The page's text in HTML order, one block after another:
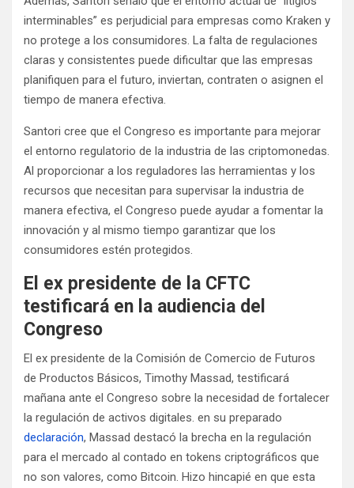
interminables” es perjudicial para empresas como Kraken y
no protege a los consumidores. La falta de regulaciones
claras y consistentes puede dificultar que las empresas
planifiquen para el futuro, inviertan, contraten o asignen el
tiempo de manera efectiva.
Santori cree que el Congreso es importante para mejorar
el entorno regulatorio de la industria de las criptomonedas.
Al proporcionar a los reguladores las herramientas y los
recursos que necesitan para supervisar la industria de
manera efectiva, el Congreso puede ayudar a fomentar la
innovación y al mismo tiempo garantizar que los
consumidores estén protegidos.
El ex presidente de la CFTC
testificará en la audiencia del
Congreso
El ex presidente de la Comisión de Comercio de Futuros
de Productos Básicos, Timothy Massad, testificará
mañana ante el Congreso sobre la necesidad de fortalecer
la regulación de activos digitales. en su preparado
declaración, Massad destacó la brecha en la regulación
para el mercado al contado en tokens criptográficos que
no son valores, como Bitcoin. Hizo hincapié en que esta